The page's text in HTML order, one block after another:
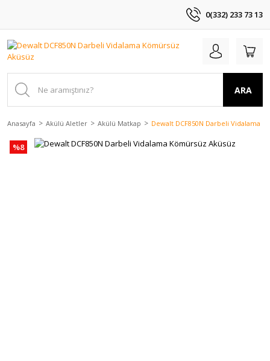
0(332) 233 73 13
ARA
Anasayfa Akülü Aletler Akülü Matkap Dewalt DCF850N Darbeli Vidalama
%8